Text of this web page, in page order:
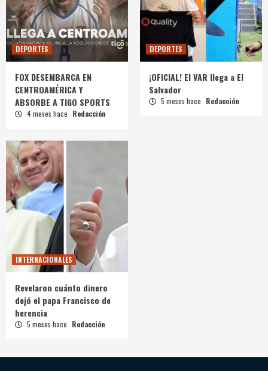
DEPORTES
FOX DESEMBARCA EN
CENTROAMÉRICA Y
ABSORBE A TIGO SPORTS
4 meses hace Redacción
DEPORTES
¡OFICIAL! El VAR llega a El
Salvador
5 meses hace Redacción
INTERNACIONALES
Revelaron cuánto dinero
dejó el papa Francisco de
herencia
5 meses hace Redacción